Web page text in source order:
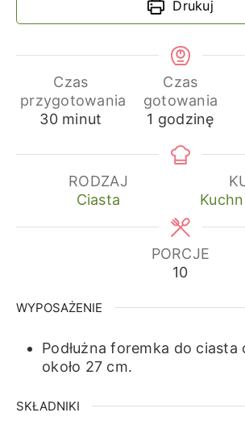
Drukuj
Czas
przygotowania
30minuty
minut
Czas
gotowania
1 godzina
godzinę
RODZAJ
Ciasta
PORCJE
10
WYPOSAŻENIE
Podłużna foremka do ciasta
około 27 cm.
SKŁADNIKI